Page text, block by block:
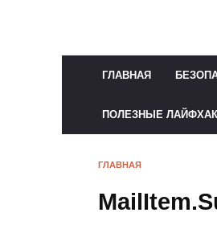
ГЛАВНАЯ
ПОЛЕЗНЫЕ
ГЛАВНАЯ